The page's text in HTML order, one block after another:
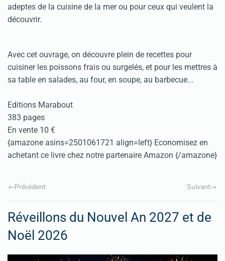
adeptes de la cuisine de la mer ou pour ceux qui veulent la
découvrir.
Avec cet ouvrage, on découvre plein de recettes pour
cuisiner les poissons frais ou surgelés, et pour les mettres à
sa table en salades, au four, en soupe, au barbecue...
Editions Marabout
383 pages
En vente 10 €
{amazone asins=2501061721 align=left} Economisez en
achetant ce livre chez notre partenaire Amazon {/amazone}
Précédent Suivant
Réveillons du Nouvel An 2027 et de
Noël 2026